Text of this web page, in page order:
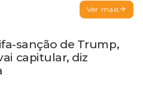
Ver mais
sanção de Trump,
capitular, diz